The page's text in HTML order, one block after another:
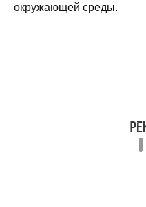
окружающей среды.